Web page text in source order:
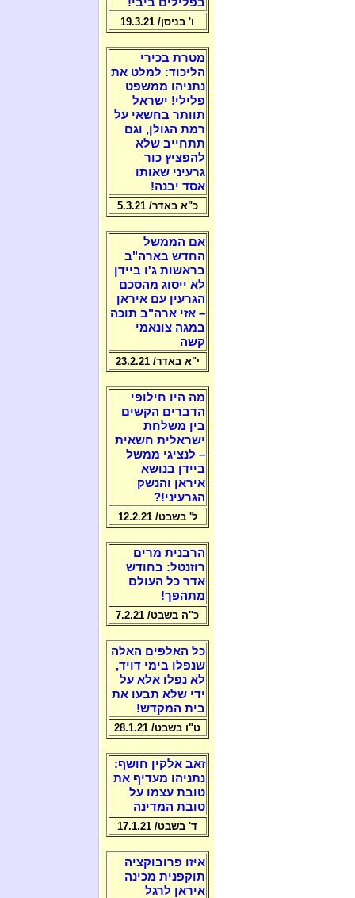
ו' בניסן/ 19.3.21
מטרת בכירי
הליכוד: למלט את
נתניהו ממשפט
פלילי! ישראל
תוותר בחשאי על
רמת הגולן, וגם
תתחייב שלא
להפציץ כור
גרעיני שאותו
אסד יבנה!
כ"א באדר/ 5.3.21
אם הממשל
החדש בארה"ב
בראשות ג'ו ביידן
לא ייסוג מהסכם
הגרעין עם איראן
– אזי ארה"ב תוכה
במגה צונאמי
קשה
י"א באדר/ 23.2.21
מה היו חילופי
הדברים הקשים
בין משלחת
ישראלית חשאית
– לנציגי ממשל
ביידן בנושא
איראן והנשק
הגרעיני!?
ל' בשבט/ 12.2.21
הרבנית מרים
רוזנטל: בחודש
אדר כל העולם
מתהפך!
כ"ה בשבט/ 7.2.21
כל האלפים האלה
שנפלו בימי דויד,
לא נפלו אלא על
ידי שלא תבעו את
בית המקדש!
ט"ו בשבט/ 28.1.21
זאב אלקין חושף:
נתניהו מעדיף את
טובת עצמו על
טובת המדינה
ד' בשבט/ 17.1.21
איזו פרובוקציה
תוקפנית מכינה
איראן לרגל